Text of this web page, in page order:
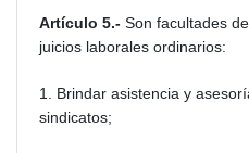
Artículo 5.- Son facultades
juicios laborales ordinarios:
1. Brindar asistencia y
sindicatos;